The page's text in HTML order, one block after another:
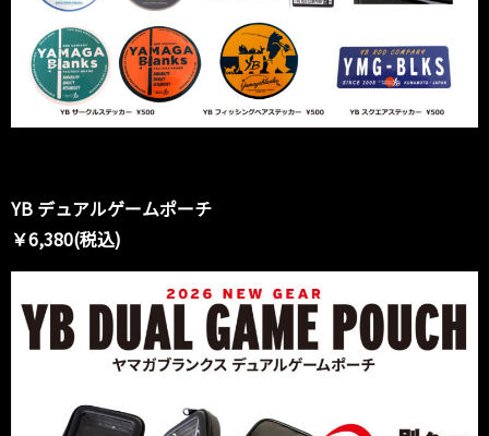
YB デュアルゲームポーチ
￥6,380(税込)